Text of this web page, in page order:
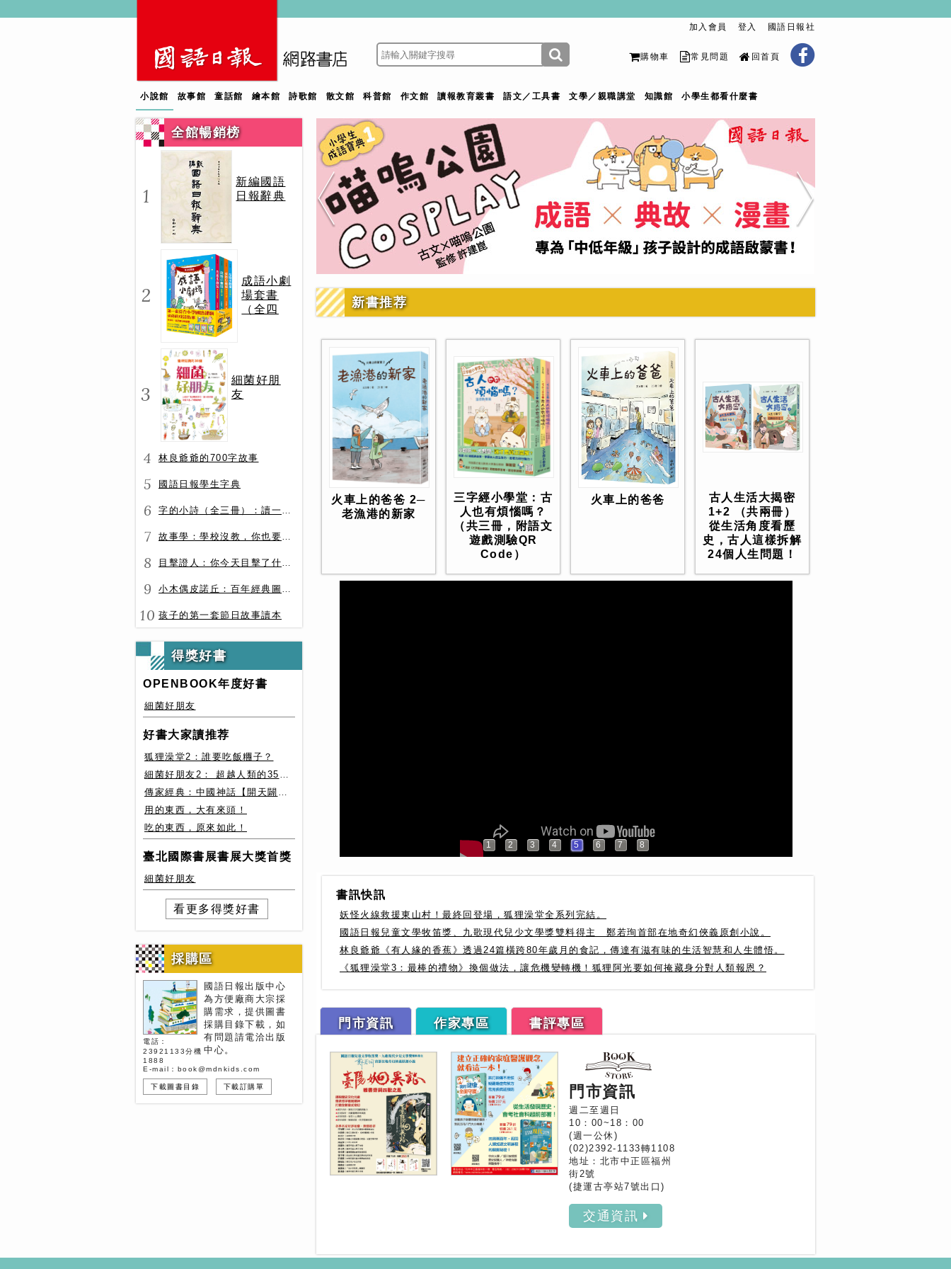
加入會員 登入 國語日報社
購物車 常見問題 回首頁
小說館 故事館 童話館 繪本館 詩歌館 散文館 科普館 作文館 讀報教育叢書 語文／工具書 文學／親職講堂 知識館 小學生都看什麼書
全館暢銷榜
1
新編國語
日報辭典
2
成語小劇
場套書
（全四
3
細菌好朋
友
4 林良爺爺的700字故事
5 國語日報學生字典
6 字的小詩（全三冊）：讀一首詩，交一個字朋友（字字小宇宙+字字看心情+字字有意思）
7 故事學：學校沒教，你也要會的表達力
8 目擊證人：你今天目擊了什麼？
9 小木偶皮諾丘：百年經典圖文全譯版
10 孩子的第一套節日故事讀本
得獎好書
OPENBOOK年度好書
細菌好朋友
好書大家讀推荐
狐狸澡堂2：誰要吃飯糰子？
細菌好朋友2： 超越人類的35種細菌生存絕技
傳家經典：中國神話【開天闢地篇】盤古、女媧還有奇珍異獸
用的東西，大有來頭！
吃的東西，原來如此！
臺北國際書展書展大獎首獎
細菌好朋友
看更多得獎好書
採購區
國語日報出版中心
為方便廠商大宗採
購需求，提供圖書
採購目錄下載，如
有問題請電洽出版
中心。
電話：
23921133分機
1888
E-mail：book@mdnkids.com
下載圖書目錄 下載訂購單
新書推荐
火車上的爸爸 2─
老漁港的新家
三字經小學堂：古
人也有煩惱嗎？
（共三冊，附語文
遊戲測驗QR
Code）
火車上的爸爸
古人生活大揭密
1+2 （共兩冊）
從生活角度看歷
史，古人這樣拆解
24個人生問題！
1 2 3 4 5 6 7 8
書訊快訊
妖怪火線救援東山村！最終回登場，狐狸澡堂全系列完結。
國語日報兒童文學牧笛獎、九歌現代兒少文學獎雙料得主 鄭若珣首部在地奇幻俠義原創小說。
林良爺爺《有人緣的香蕉》透過24篇橫跨80年歲月的食記，傳達有滋有味的生活智慧和人生體悟。
《狐狸澡堂3：最棒的禮物》換個做法，讓危機變轉機！狐狸阿光要如何掩藏身分對人類報恩？
門市資訊 作家專區 書評專區
門市資訊
週二至週日
10：00~18：00
(週一公休)
(02)2392-1133轉1108
地址：北市中正區福州
街2號
(捷運古亭站7號出口)
交通資訊